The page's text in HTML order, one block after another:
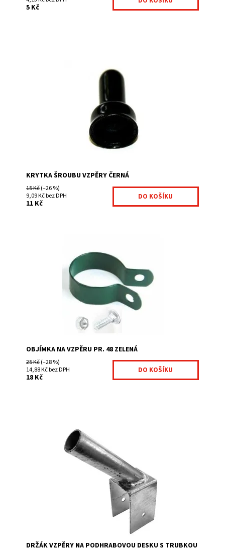
5 Kč
Krytka se používá k zakrytí hákového šroubu na vzpěře.
Na centrálním skladě
KRY38-301
Fence consulting
KRYTKA ŠROUBU VZPĚRY ČERNÁ
15 Kč(–26 %)
9,09 Kč bez DPH
11 Kč
plotovému sloupku. Nebo při využití vzpěry jako
rozpěrné tyče, tj. plotová vzpěra není...
Na centrálním skladě
HLVZPERY1-402
OBJÍMKA NA VZPĚRU PR. 48 ZELENÁ
25 Kč(–28 %)
14,88 Kč bez DPH
18 Kč
Držák vzpěry na podhrabovou desku dodáváme včetně
spojovacího materiálu. Tento držák využijete pokud
chcete dávát plotovou vzpěru na podhrabovou...
Na centrálním skladě
Fence consulting
DRŽÁK VZPĚRY NA PODHRABOVOU DESKU S TRUBKOU